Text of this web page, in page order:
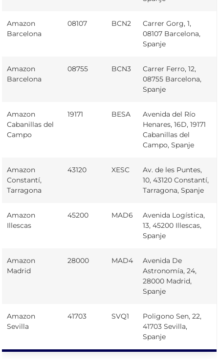
Amazon
Barcelona
08107 BCN2
Carrer Gorg, 1,
08107 Barcelona,
Spanje
Amazon
Barcelona
08755 BCN3
Carrer Ferro, 12,
08755 Barcelona,
Spanje
Amazon
Cabanillas del
Campo
19171 BESA
Avenida del Río
Henares, 16D, 19171
Cabanillas del
Campo, Spanje
Amazon
Constantí,
Tarragona
43120 XESC
Av. de les Puntes,
10, 43120 Constantí,
Tarragona, Spanje
Amazon
Illescas
45200 MAD6
Avenida Logística,
13, 45200 Illescas,
Spanje
Amazon
Madrid
28000 MAD4
Avenida De
Astronomía, 24,
28000 Madrid,
Spanje
Amazon
Sevilla
41703 SVQ1
Poligono Sen, 22,
41703 Sevilla,
Spanje